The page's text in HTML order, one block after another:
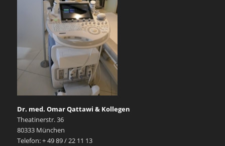
Dr. med. Omar Qattawi & Kollegen
Theatinerstr. 36
80333 München
Telefon: + 49 89 / 22 11 13